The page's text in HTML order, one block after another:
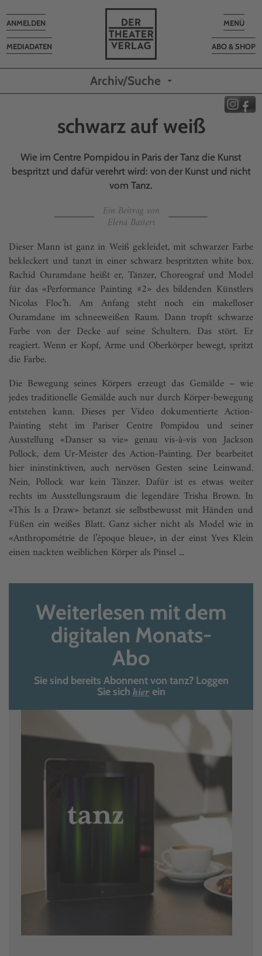
Toggle
MENÜ
ABO & SHOP
MEDIADATEN
Toggle
navigation
ANMELDEN
Archiv/Suche
schwarz auf weiß
Wie im Centre Pompidou in Paris der Tanz die Kunst
bespritzt und dafür verehrt wird: von der Kunst und nicht
vom Tanz.
Ein Beitrag von
Elena Basteri
Dieser Mann ist ganz in Weiß gekleidet, mit schwarzer Farbe
bekleckert und tanzt in einer schwarz bespritzten white box.
Rachid Ouramdane heißt er, Tänzer, Choreograf und Model
für das «Performance Painting #2» des bildenden Künstlers
Nicolas Floc’h. Am Anfang steht noch ein makelloser
Ouramdane im schneeweißen Raum. Dann tropft schwarze
Farbe von der Decke auf seine Schultern. Das stört. Er
reagiert. Wenn er Kopf, Arme und Oberkörper bewegt, spritzt
die Farbe.
Die Bewegung seines Körpers erzeugt das Gemälde – wie
jedes traditionelle Gemälde auch nur durch Körper-bewegung
entstehen kann. Dieses per Video dokumentierte Action-
Painting steht im Pariser Centre Pompidou und seiner
Ausstellung «Danser sa vie» genau vis-à-vis von Jackson
Pollock, dem Ur-Meister des Action-Painting. Der bearbeitet
hier ininstinktiven, auch nervösen Gesten seine Leinwand.
Nein, Pollock war kein Tänzer. Dafür ist es etwas weiter
rechts im Ausstellungsraum die legendäre Trisha Brown. In
«This Is a Draw» betanzt sie selbstbewusst mit Händen und
Füßen ein weißes Blatt. Ganz sicher nicht als Model wie in
«Anthropométrie de l’époque bleue», in der einst Yves Klein
einen nackten weiblichen Körper als Pinsel ...
Weiterlesen mit dem
digitalen Monats-
Abo
Sie sind bereits Abonnent von tanz? Loggen
Sie sich hierein